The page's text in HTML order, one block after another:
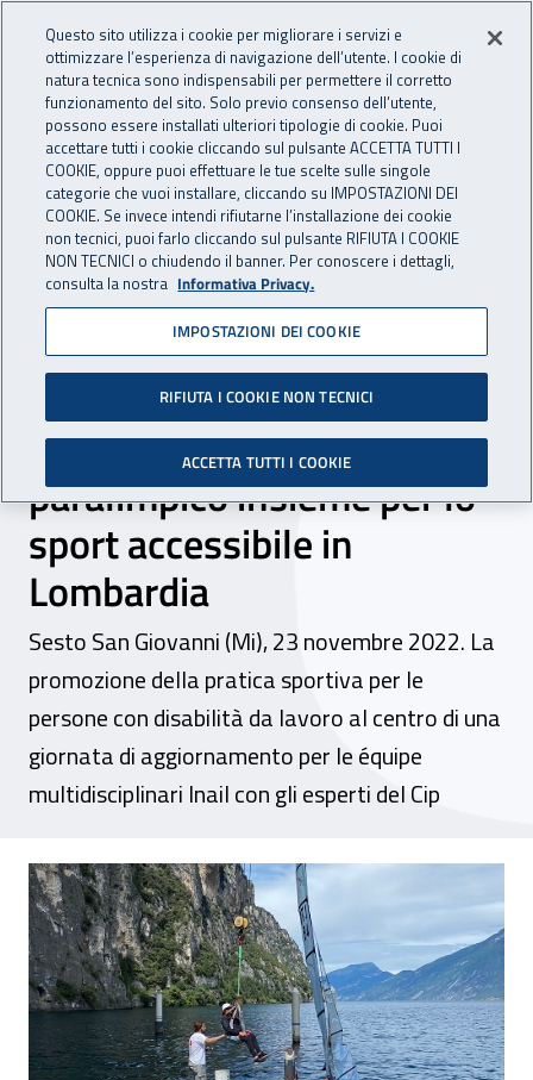
INAIL - Istituto Nazionale
Apri cerca
Navigazione principale
Navigazione - Ti trovi in:
Home Inail comunica Eventi
23 novembre 2022
Corso di formazione -
Direzione regionale Inail e
Comitato italiano
paralimpico insieme per lo
sport accessibile in
Lombardia
Sesto San Giovanni (Mi), 23 novembre 2022. La
promozione della pratica sportiva per le
persone con disabilità da lavoro al centro di una
giornata di aggiornamento per le équipe
multidisciplinari Inail con gli esperti del Cip
Corso di formazione - Direzione
Questo sito utilizza i cookie per migliorare i servizi e
ottimizzare l’esperienza di navigazione dell’utente. I cookie di
natura tecnica sono indispensabili per permettere il corretto
funzionamento del sito. Solo previo consenso dell’utente,
possono essere installati ulteriori tipologie di cookie. Puoi
accettare tutti i cookie cliccando sul pulsante ACCETTA TUTTI I
COOKIE, oppure puoi effettuare le tue scelte sulle singole
categorie che vuoi installare, cliccando su IMPOSTAZIONI DEI
COOKIE. Se invece intendi rifiutarne l’installazione dei cookie
non tecnici, puoi farlo cliccando sul pulsante RIFIUTA I COOKIE
NON TECNICI o chiudendo il banner. Per conoscere i dettagli,
consulta la nostra Informativa Privacy.
IMPOSTAZIONI DEI COOKIE
RIFIUTA I COOKIE NON TECNICI
ACCETTA TUTTI I COOKIE